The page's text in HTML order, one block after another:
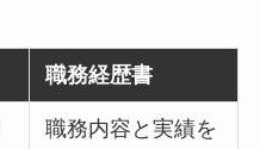
職務経歴書
職務内容と実績を